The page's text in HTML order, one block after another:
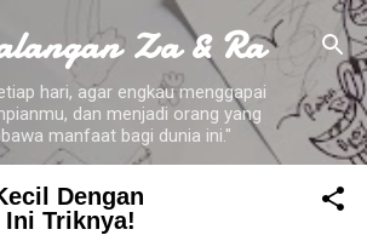
Skip to main contentZa & Ra
hari, agar engkau menggapai
dan menjadi orang yang
manfaat bagi dunia ini."
Dengan
Triknya!